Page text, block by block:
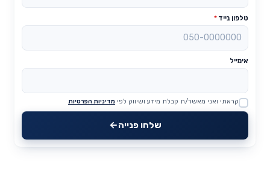
טלפון נייד *
אימייל
Website
קראתי ואני מאשר/ת קבלת מידע ושיווק לפי מדיניות הפרטיות
שלחו פנייה